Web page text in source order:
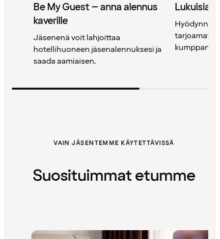
Be My Guest – anna alennus
kaverille
Jäsenenä voit lahjoittaa
hotellihuoneen jäsenalennuksesi ja
saada aamiaisen.
Lukuisia
Hyödynnä
tarjoamat
VAIN JÄSENTEMME KÄYTETTÄVISSÄ
Suosituimmat etumme